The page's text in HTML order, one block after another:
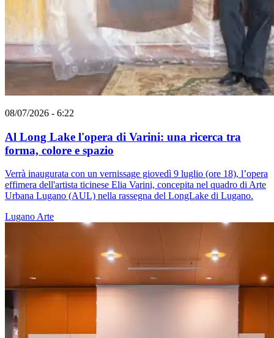
08/07/2026 - 6:22
Al Long Lake l'opera di Varini: una ricerca tra
forma, colore e spazio
Verrà inaugurata con un vernissage giovedì 9 luglio (ore 18), l’opera
effimera dell'artista ticinese Elia Varini, concepita nel quadro di Arte
Urbana Lugano (AUL) nella rassegna del LongLake di Lugano.
Lugano Arte